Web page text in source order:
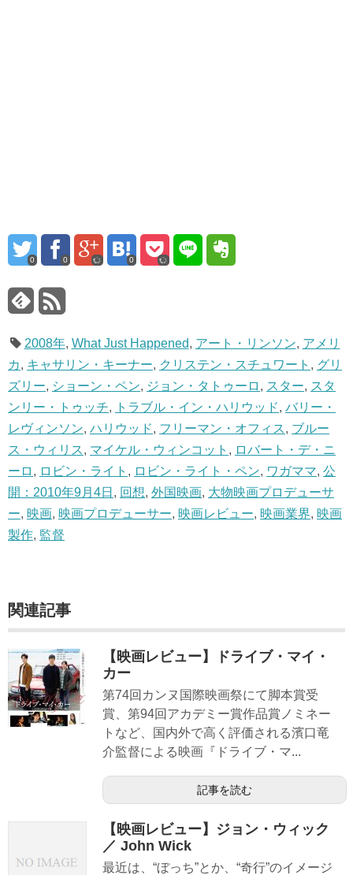
0 0 0
2008年, What Just Happened, アート・リンソン, アメリ
カ, キャサリン・キーナー, クリステン・スチュワート , グリ
ズリー, ショーン・ペン, ジョン・タトゥーロ , スター, スタ
ンリー・トゥッチ, トラブル・イン・ハリウッド, バリー・
レヴィンソン, ハリウッド, フリーマン・オフィス, ブルー
ス・ウィリス, マイケル・ウィンコット , ロバート・デ・ニ
ーロ , ロビン・ライト , ロビン・ライト・ペン, ワガママ, 公
開：2010年9月4日 , 回想, 外国映画, 大物映画プロデューサ
ー, 映画, 映画プロデューサー, 映画レビュー, 映画業界, 映画
製作, 監督
関連記事
【映画レビュー】ドライブ・マイ・
カー
第74回カンヌ国際映画祭にて脚本賞受
賞、第94回アカデミー賞作品賞ノミネー
トなど、国内外で高く評価される濱口竜
介監督による映画『ドライブ・マ...
記事を読む
【映画レビュー】ジョン・ウィック
／ John Wick
最近は、“ぼっち”とか、“奇行”のイメージ